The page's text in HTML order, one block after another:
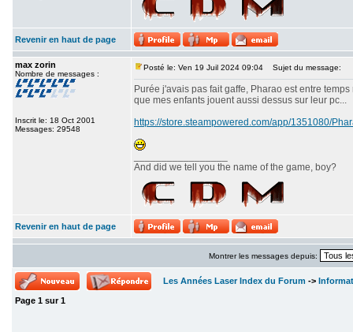
Revenir en haut de page
max zorin
Nombre de messages :
Inscrit le: 18 Oct 2001
Messages: 29548
Posté le: Ven 19 Juil 2024 09:04 Sujet du message:
Purée j'avais pas fait gaffe, Pharao est entre
que mes enfants jouent aussi dessus sur leur pc...
https://store.steampowered.com/app/1351080/
And did we tell you the name of the game, boy?
Revenir en haut de page
Montrer les messages depuis:
Les Années Laser Index du Forum ->
Page 1 sur1